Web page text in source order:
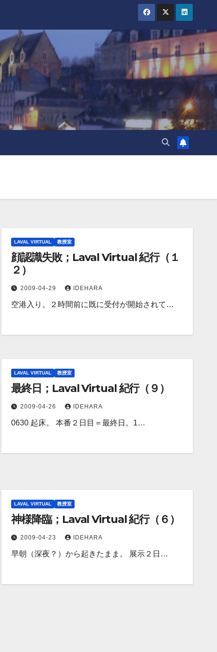
LAVAL VIRTUAL 教授室
顔認識失敗；Laval Virtual 紀行（１
２）
2009-04-29 IDEHARA
空港入り。２時間前に既に受付が開始されて…
LAVAL VIRTUAL 教授室
最終日；Laval Virtual 紀行（９）
2009-04-26 IDEHARA
0630 起床。 本番２日目＝最終日。1…
LAVAL VIRTUAL 教授室
神様降臨；Laval Virtual 紀行（６）
2009-04-23 IDEHARA
早朝（深夜？）から起きたまま。 展示２日…